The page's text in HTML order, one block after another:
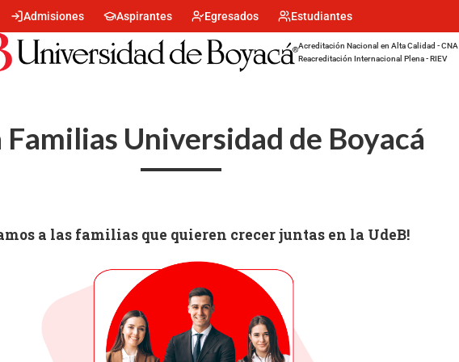
Menu
encabezado
-
Centro
Admisiones Aspirantes Egresados Estudiantes
Acreditación Nacional en Alta Calidad - CNA
Reacreditación Internacional Plena - RIEV
Familias Universidad de Boyacá
a las familias que quieren crecer juntas en la UdeB!